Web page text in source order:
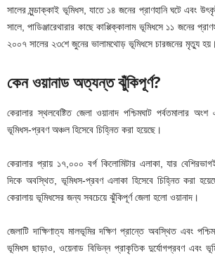
সালের মুন্ডাক্কাই ভূমিধস, যাতে ১৪ জনের প্রাণহানি ঘটে এবং
সালে, পাডিঞ্জারেথারার কাছে কাপ্পিক্কালাম ভূমিধসে ১১ জনের
২০০৭ সালের ২৩শে জুনের ভালামথোড় ভূমিধসে চারজনের মৃত্যু হয়।
কেন ওয়ানাড অত্যন্ত ঝুঁকিপূর্ণ?
কেরালার স্থলবেষ্টিত জেলা ওয়ানাদ পশ্চিমঘাট পর্বতমালার
ভূমিধস-প্রবণ অঞ্চল হিসেবে চিহ্নিত করা হয়েছে।
কেরালার প্রায় ১৭,০০০ বর্গ কিলোমিটার এলাকা, যার বেশিরভাগই
দিকে অবস্থিত, ভূমিধস-প্রবণ এলাকা হিসেবে চিহ্নিত করা
কেরালায় ভূমিধসের জন্য সবচেয়ে ঝুঁকিপূর্ণ জেলা হলো ওয়ানাদ।
জেলাটি দাক্ষিণাত্য মালভূমির দক্ষিণ প্রান্তে অবস্থিত এবং
ভূমিধস ছাড়াও, ওয়েনাড বিভিন্ন প্রাকৃতিক দুর্যোগপ্রবণ এবং